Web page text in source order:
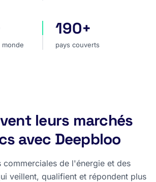
monde
monde
pays couverts
190+
pays couverts
leurs marchés
avec Deepbloo
commerciales de l'énergie et des
veillent, qualifient et répondent plus